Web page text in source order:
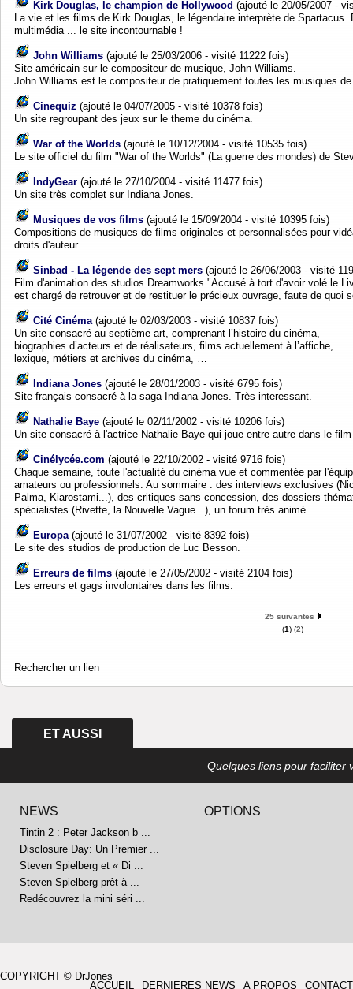
Kirk Douglas, le champion de Hollywood (ajouté le 20/05/2007 -
La vie et les films de Kirk Douglas, le légendaire interprète de
multimédia ... le site incontournable !
John Williams (ajouté le 25/03/2006 - visité 11222 fois)
Site américain sur le compositeur de musique, John Williams.
John Williams est le compositeur de pratiquement toutes les musiques
Cinequiz (ajouté le 04/07/2005 - visité 10378 fois)
Un site regroupant des jeux sur le theme du cinéma.
War of the Worlds (ajouté le 10/12/2004 - visité 10535 fois)
Le site officiel du film "War of the Worlds" (La guerre des mondes) de
IndyGear (ajouté le 27/10/2004 - visité 11477 fois)
Un site très complet sur Indiana Jones.
Musiques de vos films (ajouté le 15/09/2004 - visité 10395 fois)
Compositions de musiques de films originales et personnalisées pour
droits d'auteur.
Sinbad - La légende des sept mers (ajouté le 26/06/2003 - visité
Film d'animation des studios Dreamworks."Accusé à tort d'avoir volé le
est chargé de retrouver et de restituer le précieux ouvrage, faute de quoi
Cité Cinéma(ajouté le 02/03/2003 - visité 10837 fois)
Un site consacré au septième art, comprenant l’histoire du cinéma,
biographies d’acteurs et de réalisateurs, films actuellement à l’affiche,
lexique, métiers et archives du cinéma, …
Indiana Jones (ajouté le 28/01/2003 - visité 6795 fois)
Site français consacré à la saga Indiana Jones. Très interessant.
Nathalie Baye (ajouté le 02/11/2002 - visité 10206 fois)
Un site consacré à l'actrice Nathalie Baye qui joue entre autre dans le
Cinélycée.com (ajouté le 22/10/2002 - visité 9716 fois)
Chaque semaine, toute l'actualité du cinéma vue et commentée par
amateurs ou professionnels. Au sommaire : des interviews exclusives
Palma, Kiarostami...), des critiques sans concession, des dossiers
spécialistes (Rivette, la Nouvelle Vague...), un forum très animé...
Europa(ajouté le 31/07/2002 - visité 8392 fois)
Le site des studios de production de Luc Besson.
Erreurs de films (ajouté le 27/05/2002 - visité 2104 fois)
Les erreurs et gags involontaires dans les films.
25 suivantes
(1) (2)
Rechercher un lien
ET AUSSI
Quelques liens pour faciliter
NEWS
Tintin 2 : Peter Jackson b ...
Disclosure Day: Un Premier ...
Steven Spielberg et « Di ...
Steven Spielberg prêt à ...
Redécouvrez la mini séri ...
OPTIONS
COPYRIGHT © DrJones
ACCUEIL
DERNIERES NEWS A PROPOS CONTACT